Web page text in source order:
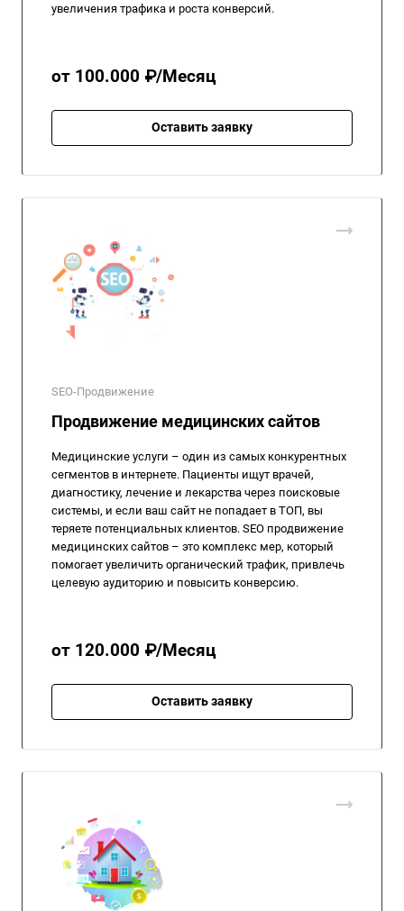
увеличения трафика и роста конверсий.
от 100.000 ₽/Месяц
Оставить заявку
SEO-Продвижение
Продвижение медицинских сайтов
Медицинские услуги – один из самых конкурентных
сегментов в интернете. Пациенты ищут врачей,
диагностику, лечение и лекарства через поисковые
системы, и если ваш сайт не попадает в ТОП, вы
теряете потенциальных клиентов. SEO продвижение
медицинских сайтов – это комплекс мер, который
помогает увеличить органический трафик, привлечь
целевую аудиторию и повысить конверсию.
от 120.000 ₽/Месяц
Оставить заявку